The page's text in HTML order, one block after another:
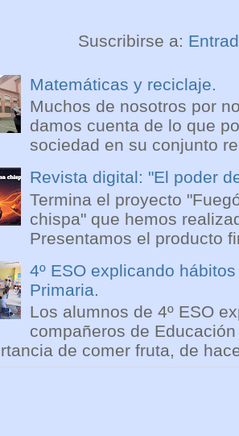
Suscribirse a:
Matemáticas y reciclaje.
Muchos de nosotros por
damos cuenta de lo que
sociedad en su conjunto
Revista digital: "El poder
Termina el proyecto
chispa" que hemos
Presentamos el producto
4º ESO explicando
Primaria.
Los alumnos de 4º ESO
compañeros de
de comer fruta, de